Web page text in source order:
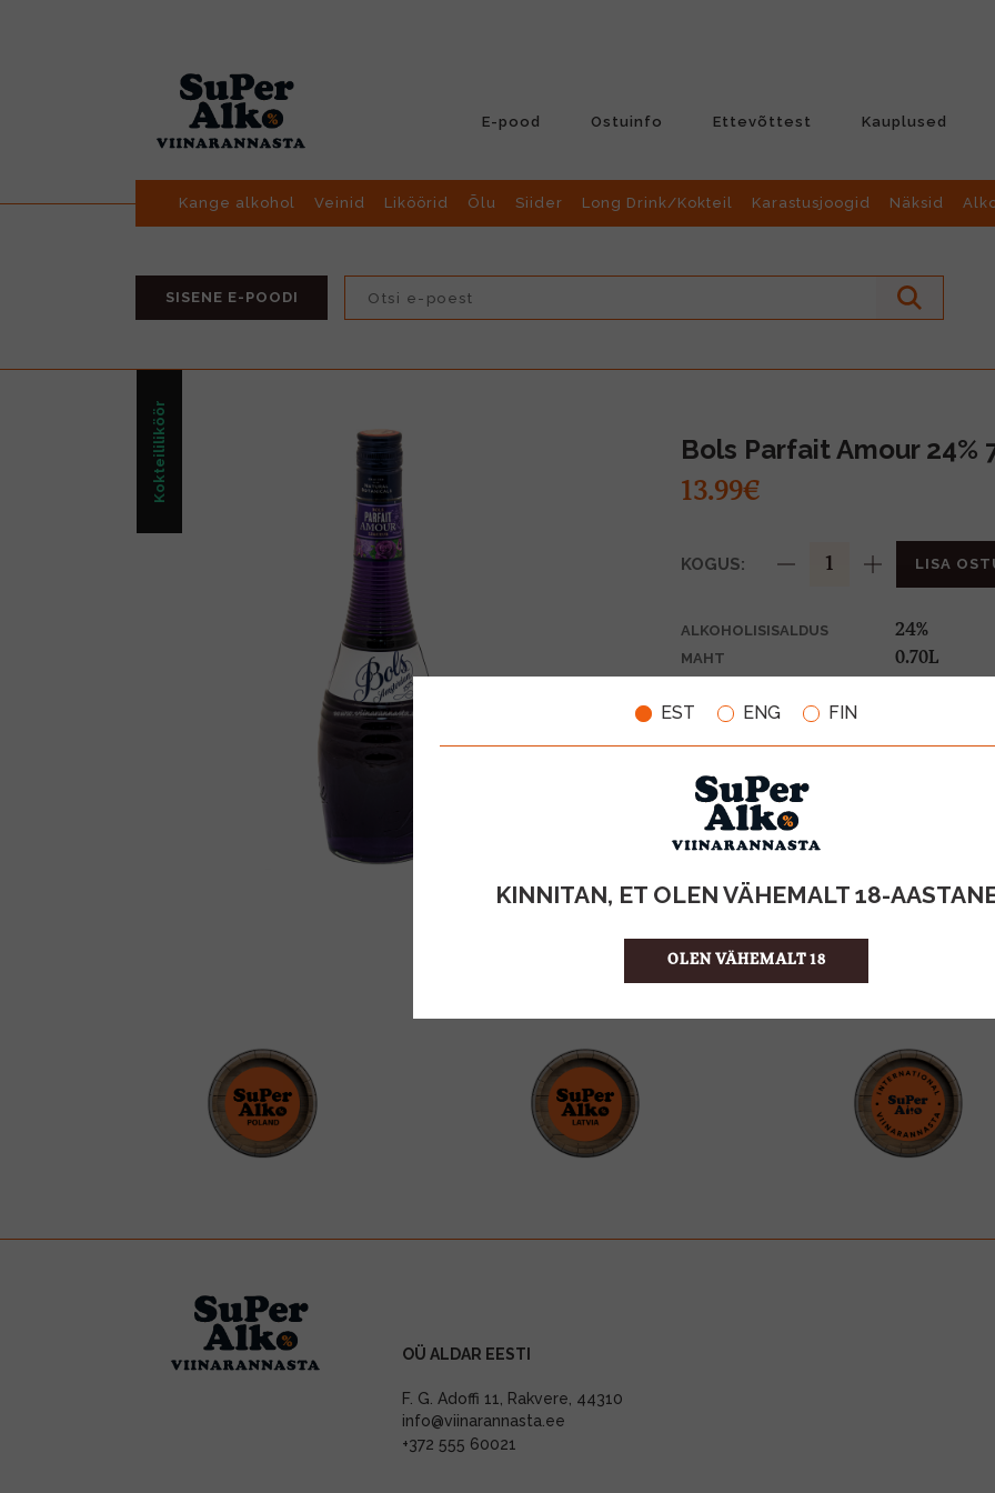
EST ENG FIN
KINNITAN, ET OLEN VÄHEMALT 18-
OLEN VÄHEMALT 18
E-pood Ostuinfo Ettevõttest Kauplused
Kange alkohol Veinid Liköörid Õlu Siider Long Drink/Kokteil Karastusjoogid Näksid
SISENE E-POODI
Kokteililiköör Bols Parfait Amour 24%
13.99€
KOGUS: LISA
ALKOHOLISISALDUS 24%
MAHT 0.70L
TOOTE LIIK
ÜHIKU HIND
KOGUS KASTIS
OÜ ALDAR EESTI
F. G. Adoffi 11, Rakvere, 44310
info@viinarannasta.ee
+372 555 60021